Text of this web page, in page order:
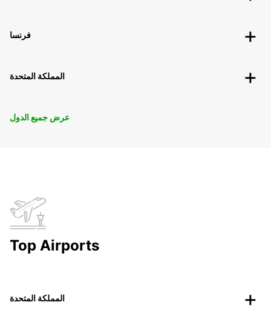
فرنسا
المملكة المتحدة
عرض جميع الدول
Top Airports
المملكة المتحدة